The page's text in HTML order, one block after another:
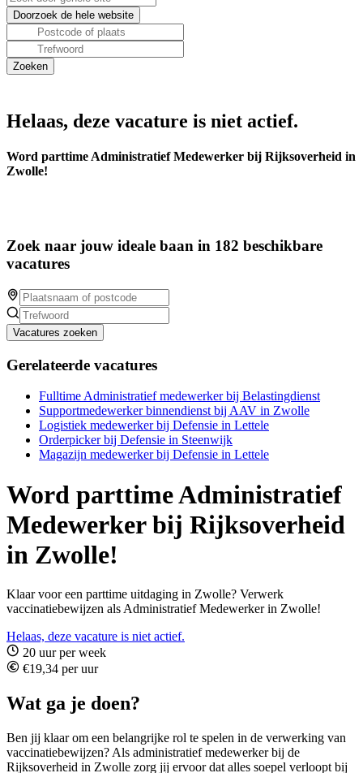
Helaas, deze vacature is niet actief.
Word parttime Administratief Medewerker bij Rijksoverheid in
Zwolle!
Zoek naar jouw ideale baan in 182 beschikbare
vacatures
Vacatures zoeken
Gerelateerde vacatures
Fulltime Administratief medewerker bij Belastingdienst
Supportmedewerker binnendienst bij AAV in Zwolle
Logistiek medewerker bij Defensie in Lettele
Orderpicker bij Defensie in Steenwijk
Magazijn medewerker bij Defensie in Lettele
Word parttime Administratief
Medewerker bij Rijksoverheid
in Zwolle!
Klaar voor een parttime uitdaging in Zwolle? Verwerk
vaccinatiebewijzen als Administratief Medewerker in Zwolle!
Helaas, deze vacature is niet actief.
20 uur per week
€19,34 per uur
Wat ga je doen?
Ben jij klaar om een belangrijke rol te spelen in de verwerking van
vaccinatiebewijzen? Als administratief medewerker bij de
Rijksoverheid in Zwolle zorg jij ervoor dat alles soepel verloopt bij